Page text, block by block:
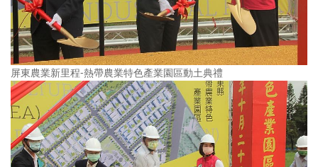
屏東農業新里程-熱帶農業特色產業園區動土典禮